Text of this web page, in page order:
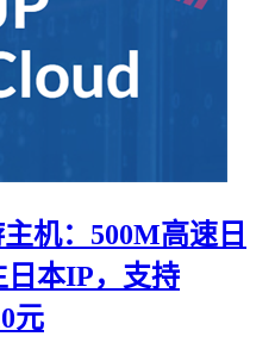
机：500M高速日
日本IP，支持
元